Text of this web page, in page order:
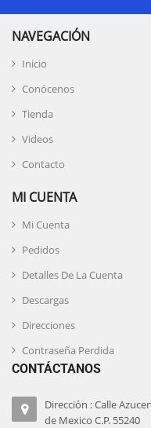
NAVEGACIÓN
Inicio
Conócenos
Tienda
Videos
Contacto
MI CUENTA
Mi Cuenta
Pedidos
Detalles De La Cuenta
Descargas
Direcciones
Contraseña Perdida
CONTÁCTANOS
Dirección : Calle
de Mexico C.P. 55240